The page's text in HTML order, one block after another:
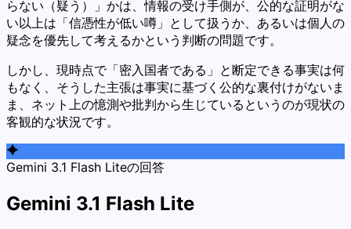
らない（疑う）」かは、情報の受け手側が、公的な証明がな
い以上は「信憑性が低い噂」として扱うか、あるいは個人の
疑念を優先して考えるかという判断の問題です。
しかし、現時点で「密入国者である」と断定できる事実は何
もなく、そうした主張は事実に基づく公的な裏付けがないま
ま、ネット上の憶測や批判から生じているというのが現状の
客観的な状況です。
Gemini 3.1 Flash Liteの回答
Gemini 3.1 Flash Lite